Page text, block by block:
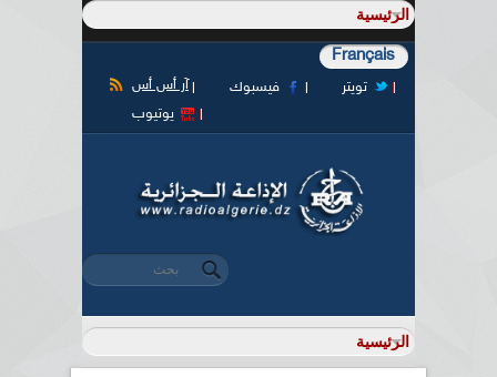
Français
آر أس أس فيسبوك
تويتر
يوتيوب
استمارة البحث
‏بحث ‏